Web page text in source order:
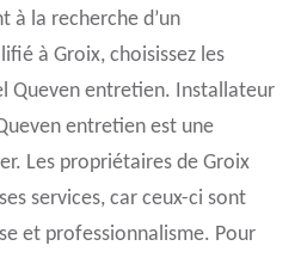
à la recherche d’un
à Groix, choisissez les
Queven entretien. Installateur
entretien est une
Les propriétaires de Groix
services, car ceux-ci sont
et professionnalisme. Pour